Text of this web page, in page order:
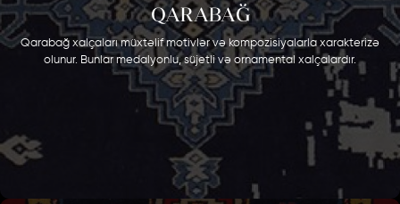
QARABAĞ
Qarabağ xalçaları müxtəlif motivlər və kompozisiyalarla xarakterizə
olunur. Bunlar medalyonlu, süjetli və ornamental xalçalardır.